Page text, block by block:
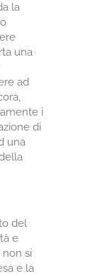
la
una
ad
i
di
una
del
e
non si
e la